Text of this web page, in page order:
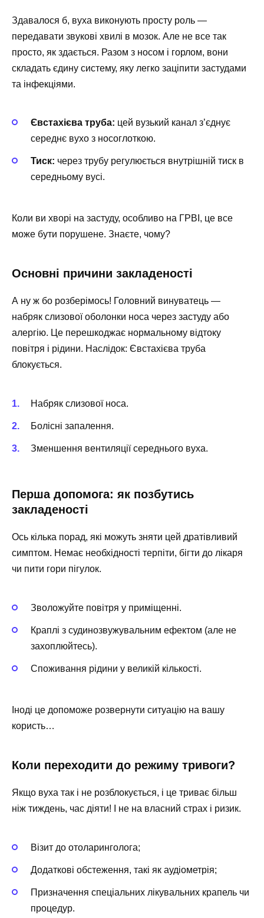
Здавалося б, вуха виконують просту роль —
передавати звукові хвилі в мозок. Але не все так
просто, як здається. Разом з носом і горлом, вони
складать єдину систему, яку легко заціпити застудами
та інфекціями.
Євстахієва труба: цей вузький канал з’єднує
середнє вухо з носоглоткою.
Тиск: через трубу регулюється внутрішній тиск в
середньому вусі.
Коли ви хворі на застуду, особливо на ГРВІ, це все
може бути порушене. Знаєте, чому?
Основні причини закладеності
А ну ж бо розберімось! Головний винуватець —
набряк слизової оболонки носа через застуду або
алергію. Це перешкоджає нормальному відтоку
повітря і рідини. Наслідок: Євстахієва труба
блокується.
Набряк слизової носа.
Болісні запалення.
Зменшення вентиляції середнього вуха.
Перша допомога: як позбутись
закладеності
Ось кілька порад, які можуть зняти цей дратівливий
симптом. Немає необхідності терпіти, бігти до лікаря
чи пити гори пігулок.
Зволожуйте повітря у приміщенні.
Краплі з судинозвужувальним ефектом (але не
захоплюйтесь).
Споживання рідини у великій кількості.
Іноді це допоможе розвернути ситуацію на вашу
користь…
Коли переходити до режиму тривоги?
Якщо вуха так і не розблокується, і це триває більш
ніж тиждень, час діяти! І не на власний страх і ризик.
Візит до отоларинголога;
Додаткові обстеження, такі як аудіометрія;
Призначення спеціальних лікувальних крапель чи
процедур.